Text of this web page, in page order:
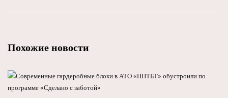
Похожие новости